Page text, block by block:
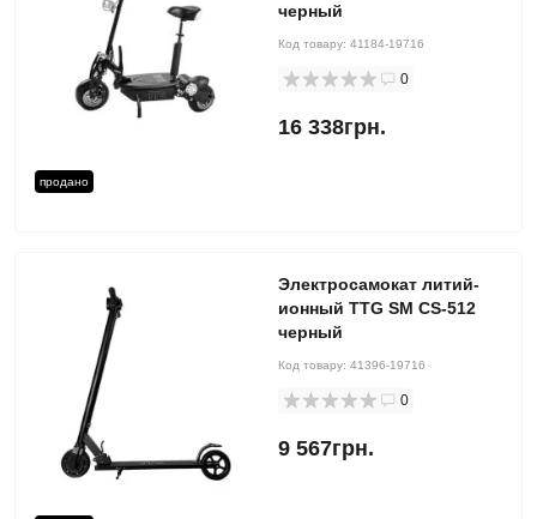
продано
черный
Код товару: 41184-19716
0
16 338грн.
Электросамокат литий-
ионный TTG SM CS-512
черный
Код товару: 41396-19716
0
9 567грн.